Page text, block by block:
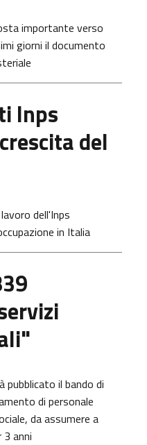
importante verso
giorni il documento
Inps
del
dell'Inps
in Italia
pubblicato il bando di
di personale
da assumere a
anni